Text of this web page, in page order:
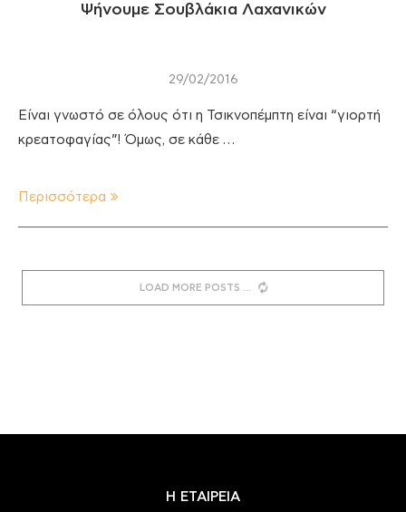
Ψήνουμε Σουβλάκια Λαχανικών
29/02/2016
Είναι γνωστό σε όλους ότι η Τσικνοπέμπτη είναι “γιορτή
κρεατοφαγίας”! Όμως, σε κάθε …
Περισσότερα
LOAD MORE POSTS
Η ΕΤΑΙΡΕΙΑ